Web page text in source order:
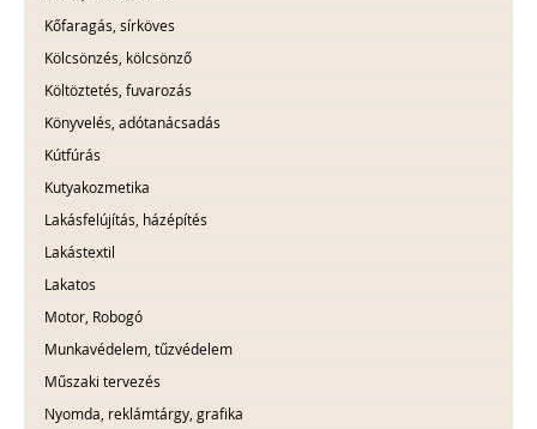
Kőfaragás, sírköves
Kölcsönzés, kölcsönző
Költöztetés, fuvarozás
Könyvelés, adótanácsadás
Kútfúrás
Kutyakozmetika
Lakásfelújítás, házépítés
Lakástextil
Lakatos
Motor, Robogó
Munkavédelem, tűzvédelem
Műszaki tervezés
Nyomda, reklámtárgy, grafika